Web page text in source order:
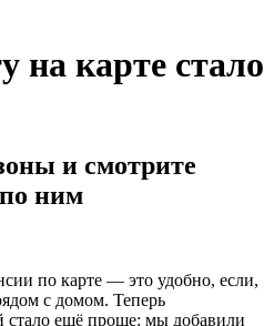
на карте стало
и смотрите
ним
по карте — это удобно, если,
с домом. Теперь
стало ещё проще: мы добавили